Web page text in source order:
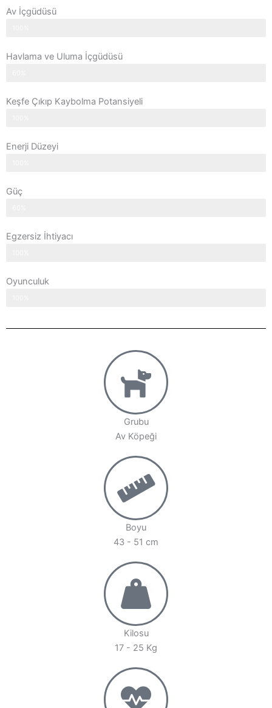
Av İçgüdüsü
Havlama ve Uluma İçgüdüsü
Keşfe Çıkıp Kaybolma Potansiyeli
Enerji Düzeyi
Güç
Egzersiz İhtiyacı
Oyunculuk
Grubu
Av Köpeği
Boyu
43 - 51 cm
Kilosu
17 - 25 Kg